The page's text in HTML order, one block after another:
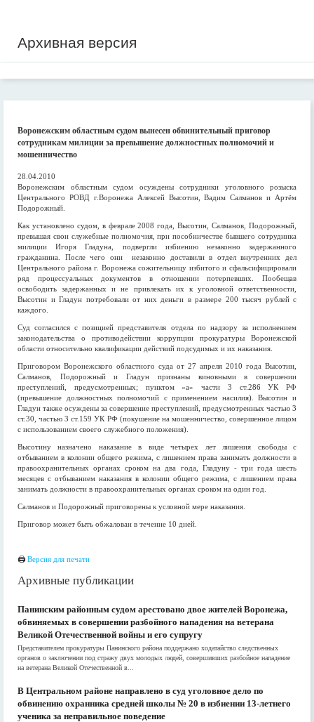
Архивная версия
Воронежским областным судом вынесен обвинительный приговор
сотрудникам милиции за превышение должностных полномочий и
мошенничество
28.04.2010
Воронежским областным судом осуждены сотрудники уголовного розыска
Центрального РОВД г.Воронежа Алексей Высотин, Вадим Салманов и Артём
Подорожный.
Как установлено судом, в феврале 2008 года, Высотин, Салманов, Подорожный,
превышая свои служебные полномочия, при пособничестве бывшего сотрудника
милиции Игоря Гладуна, подвергли избиению незаконно задержанного
гражданина. После чего они незаконно доставили в отдел внутренних дел
Центрального района г. Воронежа сожительницу избитого и сфальсифицировали
ряд процессуальных документов в отношении потерпевших. Пообещав
освободить задержанных и не привлекать их к уголовной ответственности,
Высотин и Гладун потребовали от них деньги в размере 200 тысяч рублей с
каждого.
Суд согласился с позицией представителя отдела по надзору за исполнением
законодательства о противодействии коррупции прокуратуры Воронежской
области относительно квалификации действий подсудимых и их наказания.
Приговором Воронежского областного суда от 27 апреля 2010 года Высотин,
Салманов, Подорожный и Гладун признаны виновными в совершении
преступлений, предусмотренных; пунктом «а» части 3 ст.286 УК РФ
(превышение должностных полномочий с применением насилия). Высотин и
Гладун также осуждены за совершение преступлений, предусмотренных частью 3
ст.30, частью 3 ст.159 УК РФ (покушение на мошенничество, совершенное лицом
с использованием своего служебного положения).
Высотину назначено наказание в виде четырех лет лишения свободы с
отбыванием в колонии общего режима, с лишением права занимать должности в
правоохранительных органах сроком на два года, Гладуну - три года шесть
месяцев с отбыванием наказания в колонии общего режима, с лишением права
занимать должности в правоохранительных органах сроком на один год.
Салманов и Подорожный приговорены к условной мере наказания.
Приговор может быть обжалован в течение 10 дней.
🖨 Версия для печати
Архивные публикации
Панинским районным судом арестовано двое жителей Воронежа,
обвиняемых в совершении разбойного нападения на ветерана
Великой Отечественной войны и его супругу
Представителем прокуратуры Панинского района поддержано ходатайство следственных
органов о заключении под стражу двух молодых людей, совершивших разбойное нападение
на ветерана Великой Отечественной в...
В Центральном районе направлено в суд уголовное дело по
обвинению охранника средней школы № 20 в избиении 13-летнего
ученика за неправильное поведение